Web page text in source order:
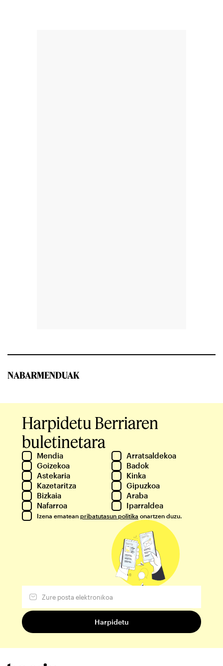
NABARMENDUAK
Harpidetu Berriaren
buletinetara
Mendia
Arratsaldekoa
Goizekoa
Badok
Astekaria
Kinka
Kazetaritza
Gipuzkoa
Bizkaia
Araba
Nafarroa
Iparraldea
Izena ematean pribatutasun politika onartzen duzu.